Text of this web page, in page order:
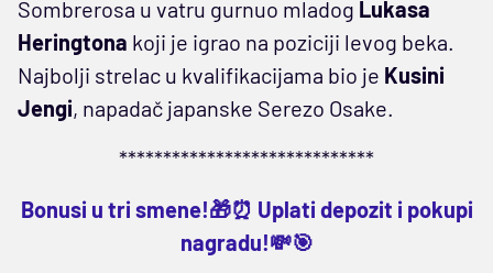
Sombrerosa u vatru gurnuo mladog Lukasa
Heringtona koji je igrao na poziciji levog beka.
Najbolji strelac u kvalifikacijama bio je Kusini
Jengi, napadač japanske Serezo Osake.
*****************************
Bonusi u tri smene!🎁⏰ Uplati depozit i pokupi
nagradu!💸🎯